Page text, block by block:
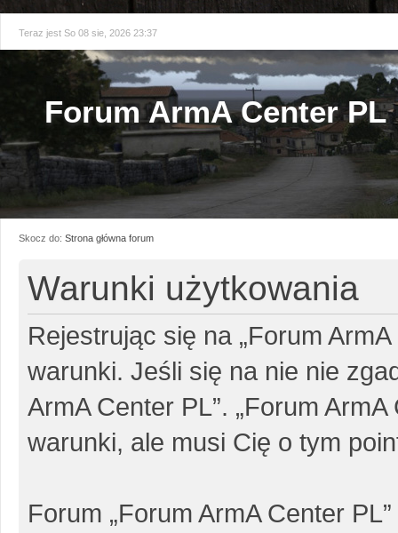
Teraz jest So 08 sie, 2026 23:37
Forum ArmA Center PL
Skocz do: Strona główna forum
Warunki użytkowania
Rejestrując się na „Forum
warunki. Jeśli się na nie nie
ArmA Center PL”. „Forum
warunki, ale musi Cię o tym
Forum „Forum ArmA Center